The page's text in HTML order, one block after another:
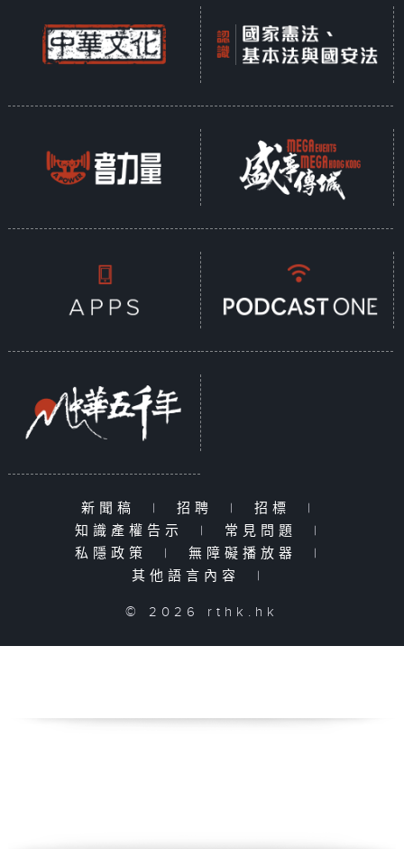
新聞稿 | 招聘 | 招標
|
知識產權告示
| 常見問題
|
私隱政策
| 無障礙播放器
|
其他語言內容
|
© 2026 rthk.hk